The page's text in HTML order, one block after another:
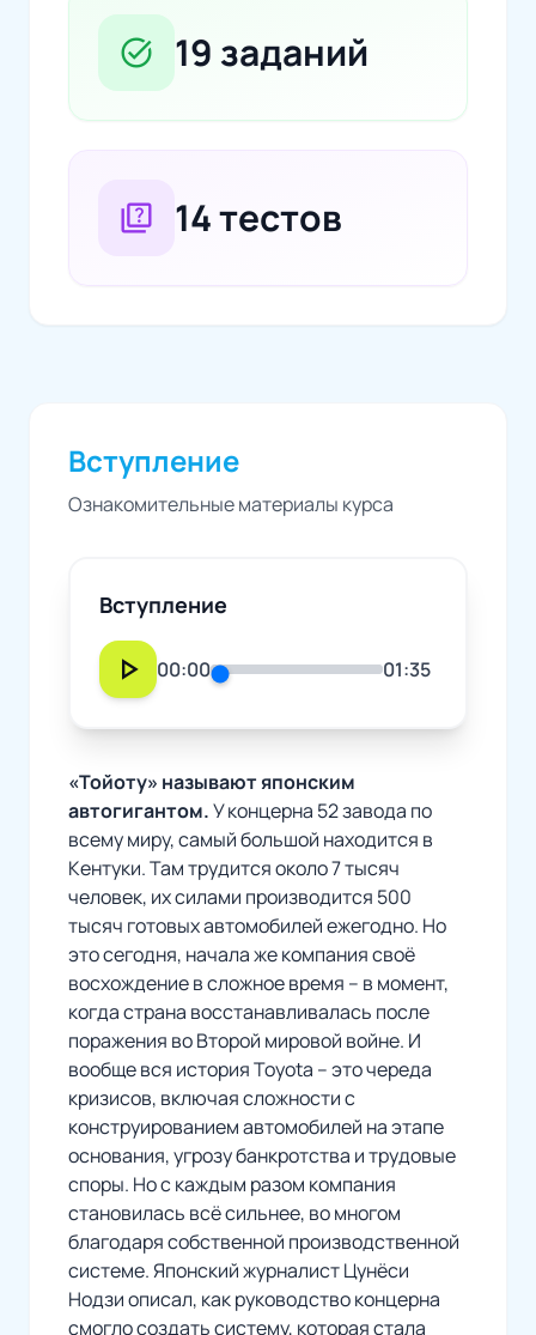
task_alt 19 заданий
quiz 14 тестов
Вступление
Ознакомительные материалы курса
Вступление
play_arrow 00:00 01:35
«Тойоту» называют японским
автогигантом.У концерна 52 завода по
всему миру, самый большой находится в
Кентуки. Там трудится около 7 тысяч
человек, их силами производится 500
тысяч готовых автомобилей ежегодно. Но
это сегодня, начала же компания своё
восхождение в сложное время – в момент,
когда страна восстанавливалась после
поражения во Второй мировой войне. И
вообще вся история Toyota – это череда
кризисов, включая сложности с
конструированием автомобилей на этапе
основания, угрозу банкротства и трудовые
споры. Но с каждым разом компания
становилась всё сильнее, во многом
благодаря собственной производственной
системе. Японский журналист Цунёси
Нодзи описал, как руководство концерна
смогло создать систему, которая стала